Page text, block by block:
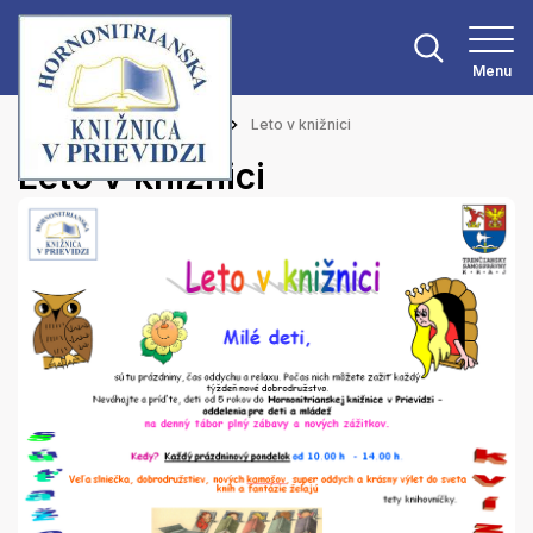
Menu
Hlavná stránka Aktuality Leto v knižnici
Leto v knižnici